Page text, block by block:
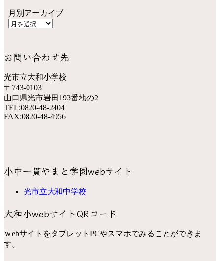
月別アーカイブ
お問い合わせ先
光市立大和小学校
〒743-0103
山口県光市岩田193番地の2
TEL:0820-48-2404
FAX:0820-48-4956
小中一貫やまと学園webサイト
光市立大和中学校
大和小webサイトQRコード
ｗebサイトをタブレットPCやスマホでみることができま
す。